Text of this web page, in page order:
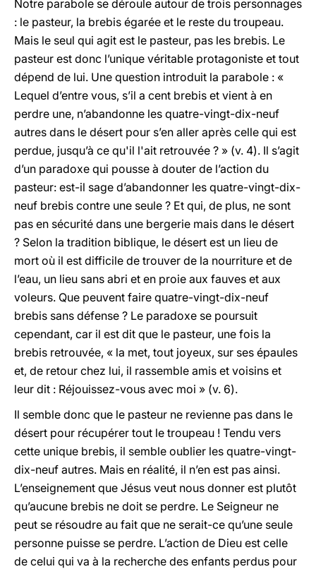
Notre parabole se déroule autour de trois personnages
: le pasteur, la brebis égarée et le reste du troupeau.
Mais le seul qui agit est le pasteur, pas les brebis. Le
pasteur est donc l’unique véritable protagoniste et tout
dépend de lui. Une question introduit la parabole : «
Lequel d’entre vous, s’il a cent brebis et vient à en
perdre une, n’abandonne les quatre-vingt-dix-neuf
autres dans le désert pour s’en aller après celle qui est
perdue, jusqu’à ce qu'il l'ait retrouvée ? » (v. 4). Il s’agit
d’un paradoxe qui pousse à douter de l’action du
pasteur: est-il sage d’abandonner les quatre-vingt-dix-
neuf brebis contre une seule ? Et qui, de plus, ne sont
pas en sécurité dans une bergerie mais dans le désert
? Selon la tradition biblique, le désert est un lieu de
mort où il est difficile de trouver de la nourriture et de
l’eau, un lieu sans abri et en proie aux fauves et aux
voleurs. Que peuvent faire quatre-vingt-dix-neuf
brebis sans défense ? Le paradoxe se poursuit
cependant, car il est dit que le pasteur, une fois la
brebis retrouvée, « la met, tout joyeux, sur ses épaules
et, de retour chez lui, il rassemble amis et voisins et
leur dit : Réjouissez-vous avec moi » (v. 6).
Il semble donc que le pasteur ne revienne pas dans le
désert pour récupérer tout le troupeau ! Tendu vers
cette unique brebis, il semble oublier les quatre-vingt-
dix-neuf autres. Mais en réalité, il n’en est pas ainsi.
L’enseignement que Jésus veut nous donner est plutôt
qu’aucune brebis ne doit se perdre. Le Seigneur ne
peut se résoudre au fait que ne serait-ce qu’une seule
personne puisse se perdre. L’action de Dieu est celle
de celui qui va à la recherche des enfants perdus pour